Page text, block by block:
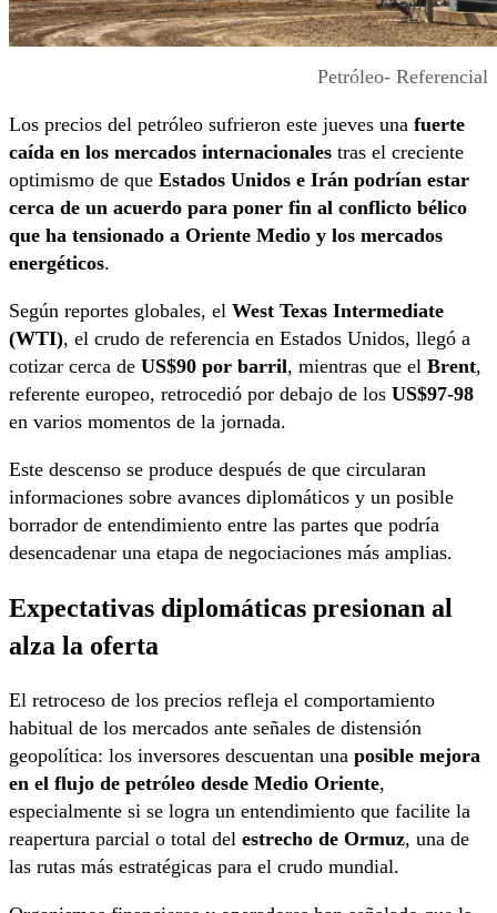
Petróleo- Referencial
Los precios del petróleo sufrieron este jueves una fuerte
caída en los mercados internacionales tras el creciente
optimismo de que Estados Unidos e Irán podrían estar
cerca de un acuerdo para poner fin al conflicto bélico
que ha tensionado a Oriente Medio y los mercados
energéticos.
Según reportes globales, el West Texas Intermediate
(WTI), el crudo de referencia en Estados Unidos, llegó a
cotizar cerca de US$90 por barril, mientras que el Brent,
referente europeo, retrocedió por debajo de los US$97‑98
en varios momentos de la jornada.
Este descenso se produce después de que circularan
informaciones sobre avances diplomáticos y un posible
borrador de entendimiento entre las partes que podría
desencadenar una etapa de negociaciones más amplias.
Expectativas diplomáticas presionan al
alza la oferta
El retroceso de los precios refleja el comportamiento
habitual de los mercados ante señales de distensión
geopolítica: los inversores descuentan una posible mejora
en el flujo de petróleo desde Medio Oriente,
especialmente si se logra un entendimiento que facilite la
reapertura parcial o total del estrecho de Ormuz, una de
las rutas más estratégicas para el crudo mundial.